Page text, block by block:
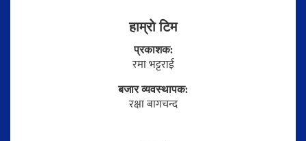
हाम्राे टिम
प्रकाशक:
रमा भट्टराई
बजार व्यवस्थापक:
रक्षा बागचन्द